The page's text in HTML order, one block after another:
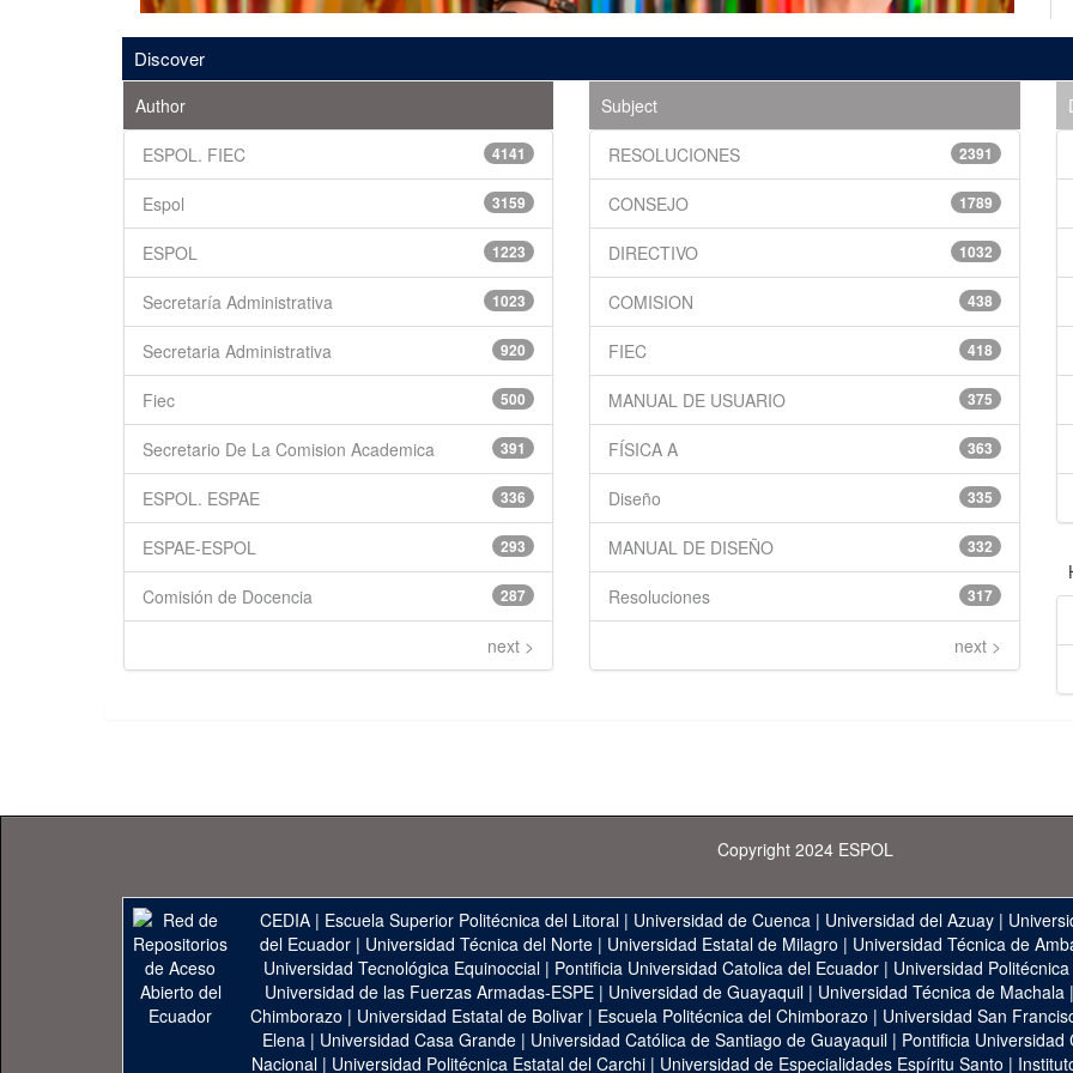
Discover
Author
4141
ESPOL. FIEC
3159
Espol
1223
ESPOL
1023
Secretaría Administrativa
920
Secretaria Administrativa
500
Fiec
391
Secretario De La Comision Academica
336
ESPOL. ESPAE
293
ESPAE-ESPOL
287
Comisión de Docencia
next >
Subject
2391
RESOLUCIONES
1789
CONSEJO
1032
DIRECTIVO
438
COMISION
418
FIEC
375
MANUAL DE USUARIO
363
FÍSICA A
335
Diseño
332
MANUAL DE DISEÑO
317
Resoluciones
next >
Copyright 2024 ESPOL
CEDIA | Escuela Superior Politécnica del Litoral | Universidad de Cuenca | Universidad del Azuay |
del Ecuador| Universidad Técnica del Norte| Universidad Estatal de Milagro | Universidad Técnica de
Universidad Tecnológica Equinoccial| Pontificia Universidad Catolica del Ecuador| Universidad
Universidad de las Fuerzas Armadas-ESPE | Universidad de Guayaquil | Universidad Técnica de Machala |
Chimborazo | Universidad Estatal de Bolivar| Escuela Politécnica del Chimborazo | Universidad San
Elena | Universidad Casa Grande | Universidad Católica de Santiago de Guayaquil | Pontificia
Nacional | Universidad Politécnica Estatal del Carchi | Universidad de Especialidades Espíritu Santo |